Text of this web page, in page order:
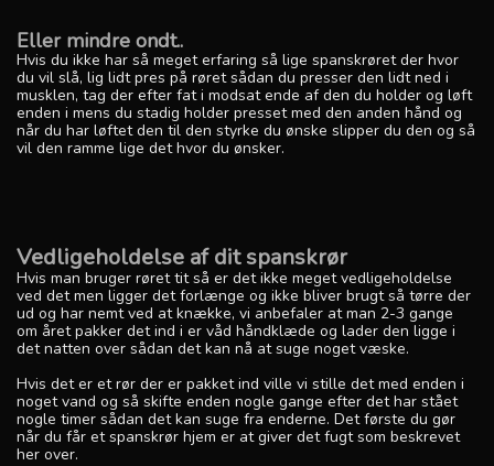
Eller mindre ondt..
Hvis du ikke har så meget erfaring så lige spanskrøret der hvor
du vil slå, lig lidt pres på røret sådan du presser den lidt ned i
musklen, tag der efter fat i modsat ende af den du holder og løft
enden i mens du stadig holder presset med den anden hånd og
når du har løftet den til den styrke du ønske slipper du den og så
vil den ramme lige det hvor du ønsker.
Vedligeholdelse af dit spanskrør
Hvis man bruger røret tit så er det ikke meget vedligeholdelse
ved det men ligger det forlænge og ikke bliver brugt så tørre der
ud og har nemt ved at knække, vi anbefaler at man 2-3 gange
om året pakker det ind i er våd håndklæde og lader den ligge i
det natten over sådan det kan nå at suge noget væske.
Hvis det er et rør der er pakket ind ville vi stille det med enden i
noget vand og så skifte enden nogle gange efter det har stået
nogle timer sådan det kan suge fra enderne. Det første du gør
når du får et spanskrør hjem er at giver det fugt som beskrevet
her over.